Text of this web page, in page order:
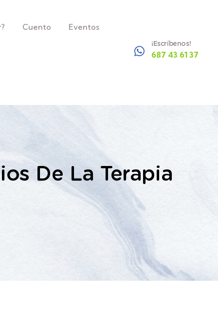
Cuento Eventos
¡Escríbenos!
687 43 61 37
De La Terapia